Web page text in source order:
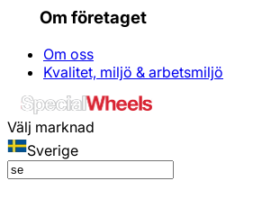
Om företaget
Om oss
Kvalitet, miljö & arbetsmiljö
Välj marknad
Sverige